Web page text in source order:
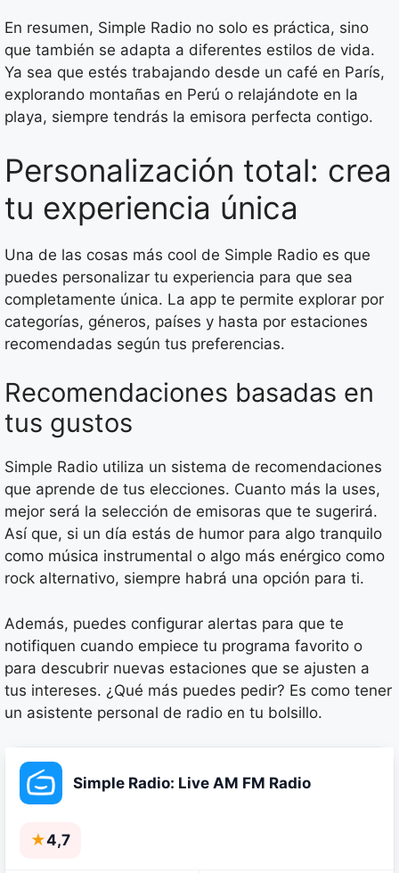
En resumen, Simple Radio no solo es práctica, sino
que también se adapta a diferentes estilos de vida.
Ya sea que estés trabajando desde un café en París,
explorando montañas en Perú o relajándote en la
playa, siempre tendrás la emisora perfecta contigo.
Personalización total: crea
tu experiencia única
Una de las cosas más cool de Simple Radio es que
puedes personalizar tu experiencia para que sea
completamente única. La app te permite explorar por
categorías, géneros, países y hasta por estaciones
recomendadas según tus preferencias.
Recomendaciones basadas en
tus gustos
Simple Radio utiliza un sistema de recomendaciones
que aprende de tus elecciones. Cuanto más la uses,
mejor será la selección de emisoras que te sugerirá.
Así que, si un día estás de humor para algo tranquilo
como música instrumental o algo más enérgico como
rock alternativo, siempre habrá una opción para ti.
Además, puedes configurar alertas para que te
notifiquen cuando empiece tu programa favorito o
para descubrir nuevas estaciones que se ajusten a
tus intereses. ¿Qué más puedes pedir? Es como tener
un asistente personal de radio en tu bolsillo.
Simple Radio: Live AM FM Radio
★4,7